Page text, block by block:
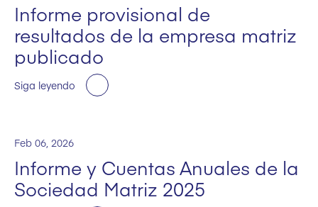
Informe provisional de
resultados de la empresa matriz
publicado
Siga leyendo
Feb 06, 2026
Informe y Cuentas Anuales de la
Sociedad Matriz 2025